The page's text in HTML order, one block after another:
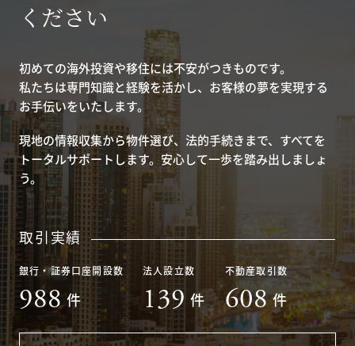
ください
初めての海外投資や移住には不安がつきものです。
私たちは専門知識と経験を活かし、お客様の夢を実現する
お手伝いをいたします。
現地の情報収集から物件選び、法的手続きまで、すべてを
トータルサポートします。安心して一歩を踏み出しましょ
う。
取引実績
銀行・証券口座開設数
988 件
法人設立数
139 件
不動産取引数
608 件